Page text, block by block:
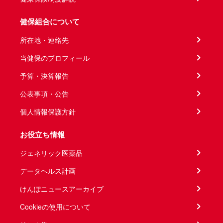
健保組合について
所在地・連絡先
当健保のプロフィール
予算・決算報告
公表事項・公告
個人情報保護方針
お役立ち情報
ジェネリック医薬品
データヘルス計画
けんぽニュースアーカイブ
Cookieの使用について